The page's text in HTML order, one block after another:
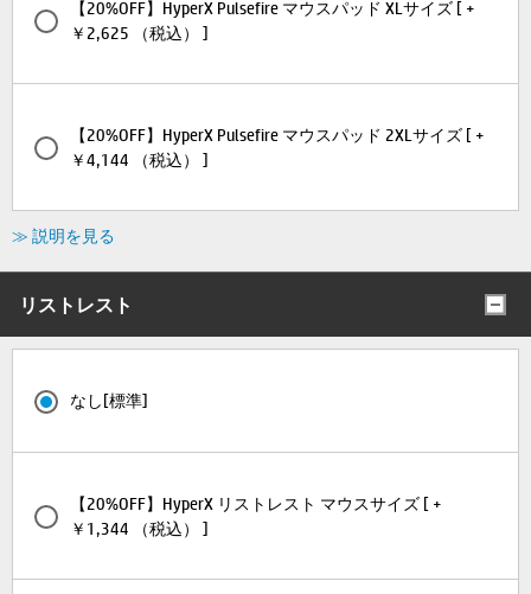
【20%OFF】HyperX Pulsefire マウスパッド XLサイズ [ +
￥2,625 （税込） ]
【20%OFF】HyperX Pulsefire マウスパッド 2XLサイズ [ +
￥4,144 （税込） ]
≫ 説明を見る
リストレスト
なし[標準]
【20%OFF】HyperX リストレスト マウスサイズ [ +
￥1,344 （税込） ]